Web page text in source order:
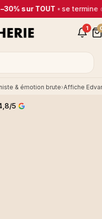
sur TOUT• se termine
1
& émotion brute Affiche
5